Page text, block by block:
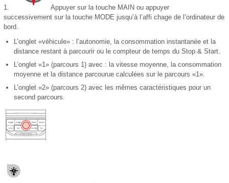
1.
Appuyer sur la touche MAIN ou appuyer
successivement sur la touche MODE jusqu’à l’affi chage de l’ordinateur de
bord.
L’onglet «véhicule» : l’autonomie, la consommation instantanée et la
distance restant à parcourir ou le compteur de temps du Stop & Start.
L’onglet «1» (parcours 1) avec : la vitesse moyenne, la consommation
moyenne et la distance parcourue calculées sur le parcours «1».
L’onglet «2» (parcours 2) avec les mêmes caractéristiques pour un
second parcours.